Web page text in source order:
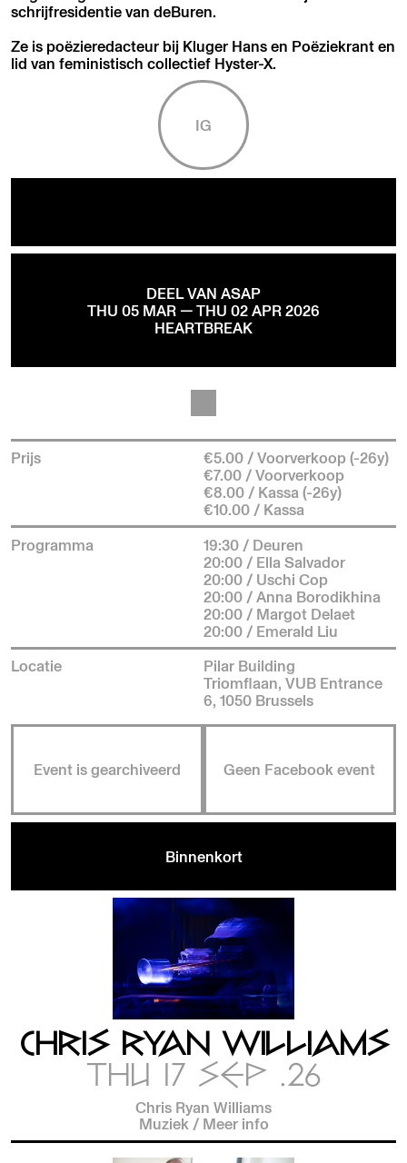
schrijfresidentie van deBuren.
Ze is poëzieredacteur bij Kluger Hans en Poëziekrant en
lid van feministisch collectief Hyster-X.
IG
DEEL VAN ASAP
THU 05 MAR — THU 02 APR 2026
HEARTBREAK
Prijs
€5.00 / Voorverkoop (-26y)
€7.00 / Voorverkoop
€8.00 / Kassa (-26y)
€10.00 / Kassa
Programma
19:30 / Deuren
20:00 / Ella Salvador
20:00 / Uschi Cop
20:00 / Anna Borodikhina
20:00 / Margot Delaet
20:00 / Emerald Liu
Locatie
Pilar Building
Triomflaan, VUB Entrance
6, 1050 Brussels
Event is gearchiveerd Geen Facebook event
Binnenkort
CHRIS RYAN WILLIAMS
THU 17 SEP .26
Chris Ryan Williams
Muziek /Meer info